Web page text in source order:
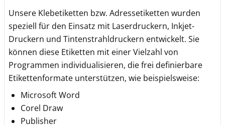
Unsere Klebetiketten bzw. Adressetiketten wurden
speziell für den Einsatz mit Laserdruckern, Inkjet-
Druckern und Tintenstrahldruckern entwickelt. Sie
können diese Etiketten mit einer Vielzahl von
Programmen individualisieren, die frei definierbare
Etikettenformate unterstützen, wie beispielsweise:
Microsoft Word
Corel Draw
Publisher